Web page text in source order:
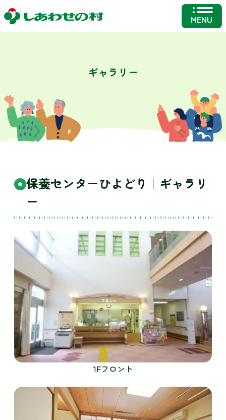
MENU
ギャラリー
保養センターひよどり｜ギャラリ
ー
1Fフロント